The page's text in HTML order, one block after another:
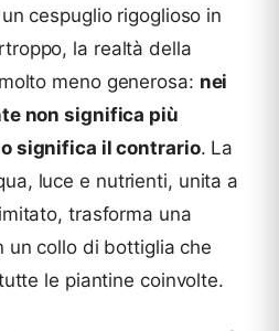
cespuglio rigoglioso in
la realtà della
meno generosa: nei
non significa più
significa il contrario. La
luce e nutrienti, unita a
trasforma una
un collo di bottiglia che
le piantine coinvolte.